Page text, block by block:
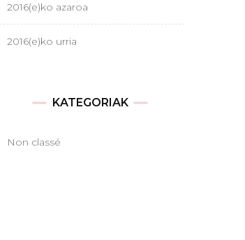
2016(e)ko azaroa
2016(e)ko urria
KATEGORIAK
Non classé